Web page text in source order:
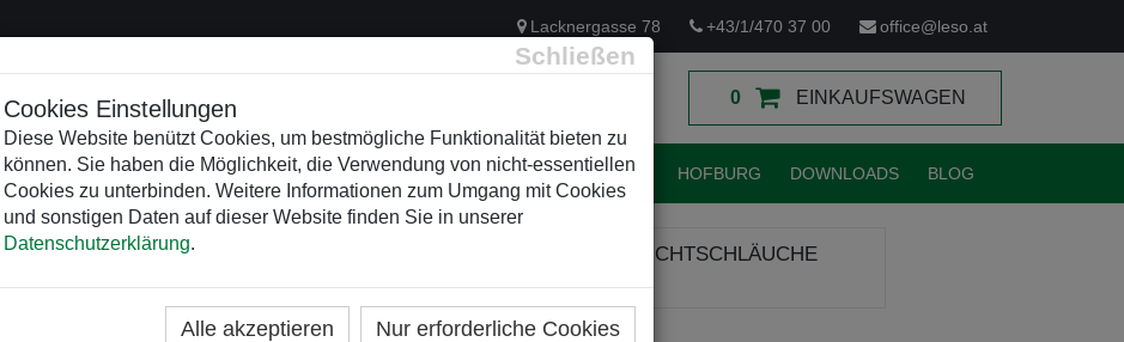
Schließen
Cookies Einstellungen
Diese Website benützt Cookies, um bestmögliche Funktionalität bieten zu
können. Sie haben die Möglichkeit, die Verwendung von nicht-essentiellen
Cookies zu unterbinden. Weitere Informationen zum Umgang mit Cookies
und sonstigen Daten auf dieser Website finden Sie in unserer
Datenschutzerklärung.
Alle akzeptieren Nur erforderliche Cookies
Lacknergasse 78 +43/1/470 37 00 office@leso.at
0 EINKAUFSWAGEN
EVENTELEKTRIK KUNSTSTOFFVERTEILER WEIHNACHTSBELEUCHTUNGEN HOFBURG DOWNLOADS BLOG
HOME KATEGORIEN
DEKORATIVE LICHTSCHLÄUCHE
LICHTSCHLAUCH 230V MIT LEDS